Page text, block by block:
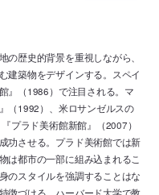
の歴史的背景を重視しながら、
建築物をデザインする。スペイ
』（1986）で注目される。マ
（1992）、米ロサンゼルスの
プラド美術館新館』（2007）
功させる。プラド美術館では新
は都市の一部に組み込まれるこ
のスタイルを強調することはな